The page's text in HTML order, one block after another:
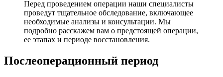
Перед проведением операции наши специалисты
проведут тщательное обследование, включающее
необходимые анализы и консультации. Мы
подробно расскажем вам о предстоящей операции,
ее этапах и периоде восстановления.
Послеоперационный период